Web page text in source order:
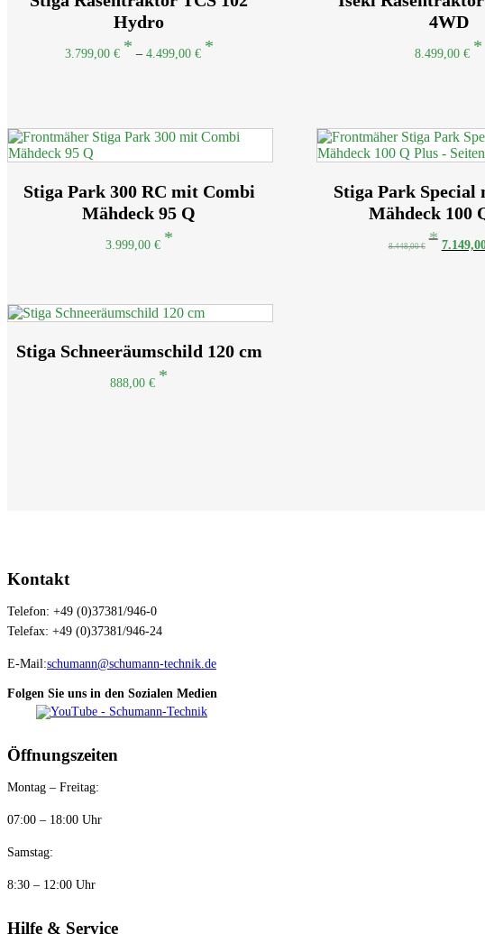
Hydro
3.799,00 € – 4.499,00 €
4WD
8.499,00€
Stiga Park 300 RC mit Combi
Mähdeck 95 Q
3.999,00 €
Stiga Park Special
Mähdeck 100
8.448,00€
Preis
Stiga Schneeräumschild 120 cm
888,00€
Kontakt
Telefon: +49 (0)37381/946-0
Telefax: +49 (0)37381/946-24
E-Mail:schumann@schumann-technik.de
Folgen Sie uns in den Sozialen Medien
Öffnungszeiten
Montag – Freitag:
07:00 – 18:00 Uhr
Samstag:
8:30 – 12:00 Uhr
Hilfe & Service